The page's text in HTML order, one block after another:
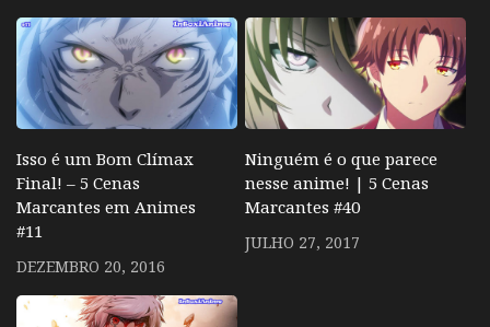
Isso é um Bom Clímax
Final! – 5 Cenas
Marcantes em Animes
#11
DEZEMBRO 20, 2016
Ninguém é o que parece
nesse anime! | 5 Cenas
Marcantes #40
JULHO 27, 2017